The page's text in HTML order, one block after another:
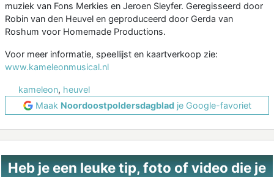
muziek van Fons Merkies en Jeroen Sleyfer. Geregisseerd door
Robin van den Heuvel en geproduceerd door Gerda van
Roshum voor Homemade Productions.
Voor meer informatie, speellijst en kaartverkoop zie:
www.kameleonmusical.nl
kameleon, heuvel
Maak Noordoostpoldersdagbladje Google-favoriet
Heb je een leuke tip, foto of video die je